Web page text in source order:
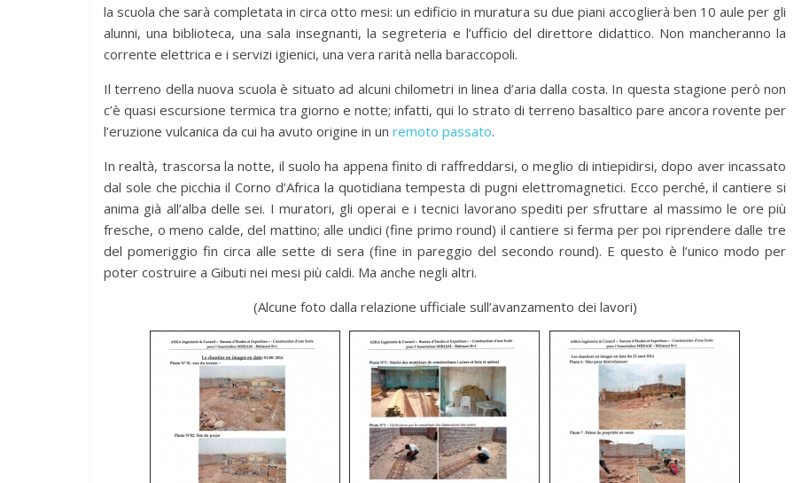
la scuola che sarà completata in circa otto mesi: un edificio in muratura su due piani accoglierà ben 10 aule per gli
alunni, una biblioteca, una sala insegnanti, la segreteria e l’ufficio del direttore didattico. Non mancheranno la
corrente elettrica e i servizi igienici, una vera rarità nella baraccopoli.
Il terreno della nuova scuola è situato ad alcuni chilometri in linea d’aria dalla costa. In questa stagione però non
c’è quasi escursione termica tra giorno e notte; infatti, qui lo strato di terreno basaltico pare ancora rovente per
l’eruzione vulcanica da cui ha avuto origine in un remoto passato.
In realtà, trascorsa la notte, il suolo ha appena finito di raffreddarsi, o meglio di intiepidirsi, dopo aver incassato
dal sole che picchia il Corno d’Africa la quotidiana tempesta di pugni elettromagnetici. Ecco perché, il cantiere si
anima già all’alba delle sei. I muratori, gli operai e i tecnici lavorano spediti per sfruttare al massimo le ore più
fresche, o meno calde, del mattino; alle undici (fine primo round) il cantiere si ferma per poi riprendere dalle tre
del pomeriggio fin circa alle sette di sera (fine in pareggio del secondo round). E questo è l’unico modo per
poter costruire a Gibuti nei mesi più caldi. Ma anche negli altri.
(Alcune foto dalla relazione ufficiale sull’avanzamento dei lavori)